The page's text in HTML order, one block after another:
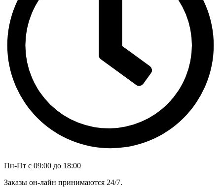
Пн-Пт с 09:00 до 18:00
Заказы он-лайн принимаются 24/7.